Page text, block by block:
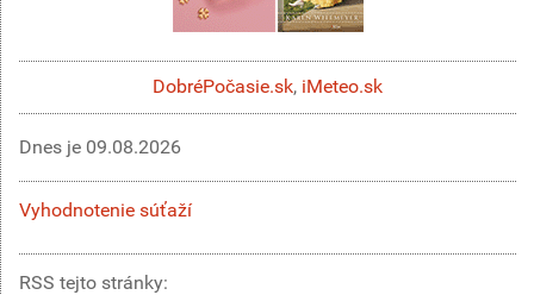
DobréPočasie.sk, iMeteo.sk
Dnes je 09.08.2026
Vyhodnotenie súťaží
RSS tejto stránky: